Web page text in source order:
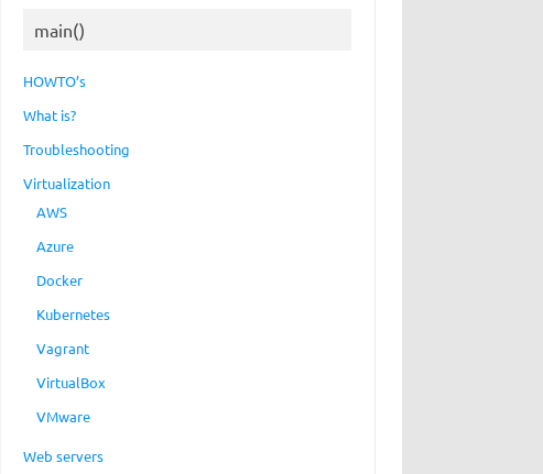
main()
HOWTO’s
What is?
Troubleshooting
Virtualization
AWS
Azure
Docker
Kubernetes
Vagrant
VirtualBox
VMware
Web servers